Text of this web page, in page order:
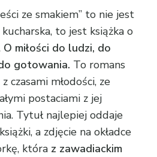
ze smakiem” to nie jest
kucharska, to jest książka o
O miłości do ludzi, do
gotowania. To romans
czasami młodości, ze
postaciami z jej
Tytuł najlepiej oddaje
a zdjęcie na okładce
która z zawadiackim